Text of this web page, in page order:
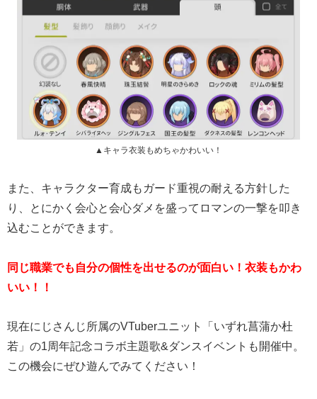
▲キャラ衣装もめちゃかわいい！
また、キャラクター育成もガード重視の耐える方針した
り、とにかく会心と会心ダメを盛ってロマンの一撃を叩き
込むことができます。
同じ職業でも自分の個性を出せるのが面白い！衣装もかわ
いい！！
現在にじさんじ所属のVTuberユニット「いずれ菖蒲か杜
若」の1周年記念コラボ主題歌&ダンスイベントも開催中。
この機会にぜひ遊んでみてください！